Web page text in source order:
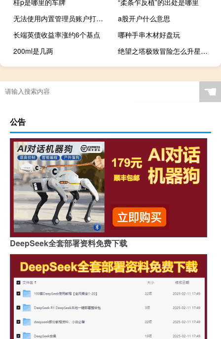
桂p是哪里的车牌
“柔条乍反植”的出处是哪里
无法使用内置管理员账户打开设置（打开您的个人资料时出了点问题部分功能可能无法使用）
a股开户什么意思
长端英债收益率涨约6个基点
哪种手串木材好盘玩
200ml是几两
绝望之塔极致冒险怎么升星（绝望之塔极致冒险升星方法）
☚
公告
DeepSeek全套部署资料免费下载